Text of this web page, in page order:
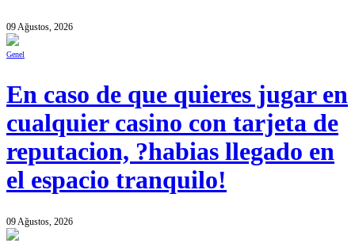
09 Ağustos, 2026
Genel
En caso de que quieres jugar en
cualquier casino con tarjeta de
reputacion, ?habias llegado en
el espacio tranquilo!
09 Ağustos, 2026